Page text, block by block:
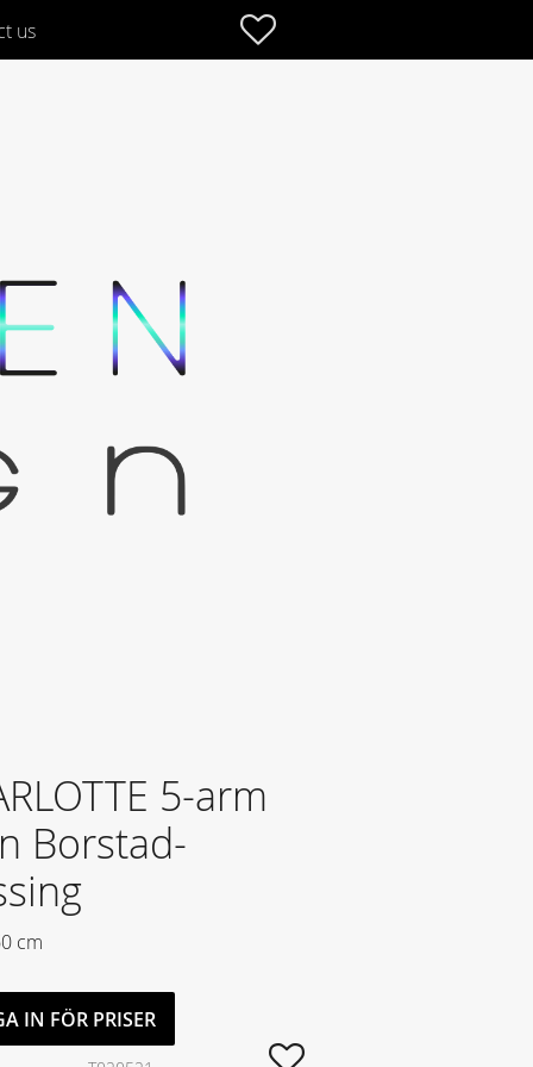
Favoriter
us
5-arm
Borstad-
cm
IN FÖR PRISER
Lägg till i favoriter